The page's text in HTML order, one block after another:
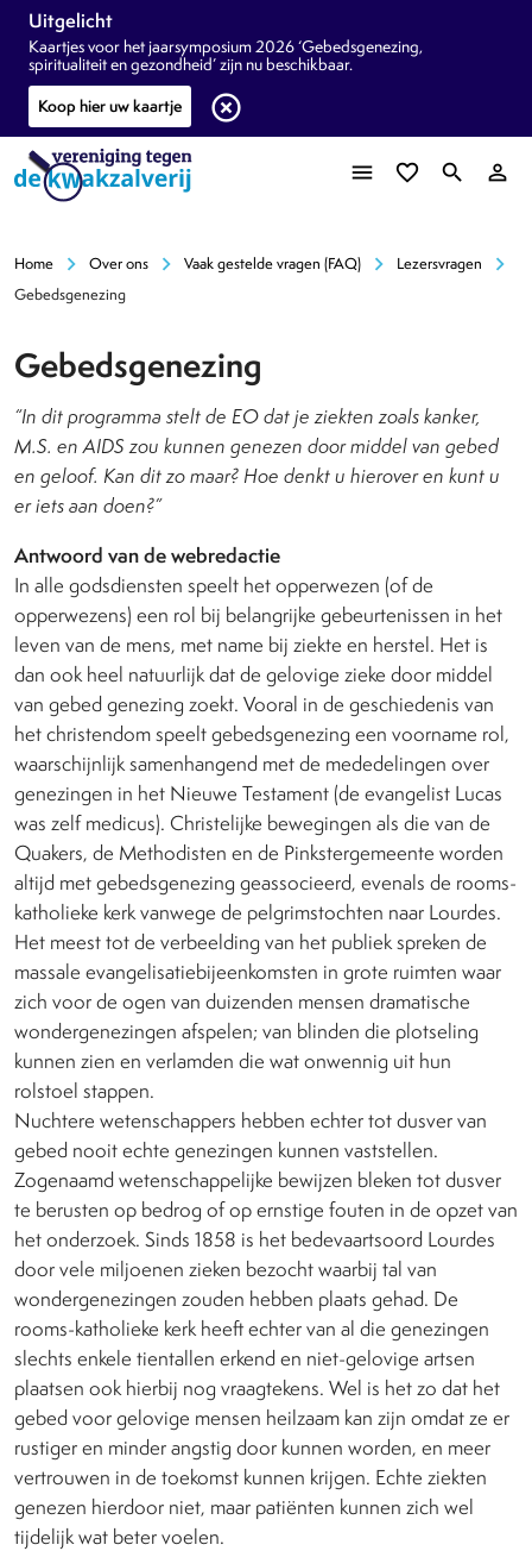
Uitgelicht
Kaartjes voor het jaarsymposium 2026 ‘Gebedsgenezing,
spiritualiteit en gezondheid’ zijn nu beschikbaar.
Koop hier uw kaartje
highlight_off
menu favorite_border search person_outline
Home chevron_right Over ons chevron_right Vaak gestelde vragen (FAQ) chevron_right Lezersvragen chevron_right
Gebedsgenezing
Gebedsgenezing
“In dit programma stelt de EO dat je ziekten zoals kanker,
M.S. en AIDS zou kunnen genezen door middel van gebed
en geloof. Kan dit zo maar? Hoe denkt u hierover en kunt u
er iets aan doen?”
Antwoord van de webredactie
In alle godsdiensten speelt het opperwezen (of de
opperwezens) een rol bij belangrijke gebeurtenissen in het
leven van de mens, met name bij ziekte en herstel. Het is
dan ook heel natuurlijk dat de gelovige zieke door middel
van gebed genezing zoekt. Vooral in de geschiedenis van
het christendom speelt gebedsgenezing een voorname rol,
waarschijnlijk samenhangend met de mededelingen over
genezingen in het Nieuwe Testament (de evangelist Lucas
was zelf medicus). Christelijke bewegingen als die van de
Quakers, de Methodisten en de Pinkstergemeente worden
altijd met gebedsgenezing geassocieerd, evenals de rooms-
katholieke kerk vanwege de pelgrimstochten naar Lourdes.
Het meest tot de verbeelding van het publiek spreken de
massale evangelisatiebijeenkomsten in grote ruimten waar
zich voor de ogen van duizenden mensen dramatische
wondergenezingen afspelen; van blinden die plotseling
kunnen zien en verlamden die wat onwennig uit hun
rolstoel stappen.
Nuchtere wetenschappers hebben echter tot dusver van
gebed nooit echte genezingen kunnen vaststellen.
Zogenaamd wetenschappelijke bewijzen bleken tot dusver
te berusten op bedrog of op ernstige fouten in de opzet van
het onderzoek. Sinds 1858 is het bedevaartsoord Lourdes
door vele miljoenen zieken bezocht waarbij tal van
wondergenezingen zouden hebben plaats gehad. De
rooms-katholieke kerk heeft echter van al die genezingen
slechts enkele tientallen erkend en niet-gelovige artsen
plaatsen ook hierbij nog vraagtekens. Wel is het zo dat het
gebed voor gelovige mensen heilzaam kan zijn omdat ze er
rustiger en minder angstig door kunnen worden, en meer
vertrouwen in de toekomst kunnen krijgen. Echte ziekten
genezen hierdoor niet, maar patiënten kunnen zich wel
tijdelijk wat beter voelen.